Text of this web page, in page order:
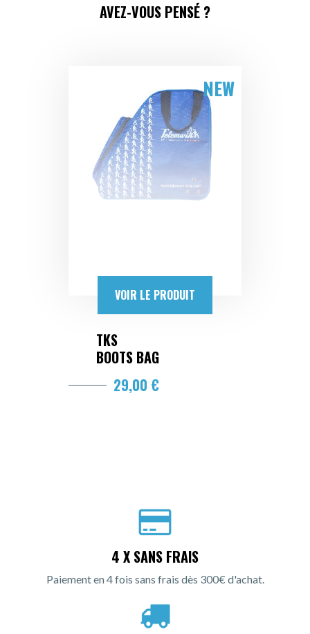
AVEZ-VOUS PENSÉ ?
NEW
VOIR LE PRODUIT
TKS
BOOTS BAG
29,00 €
4 X SANS FRAIS
Paiement en 4 fois sans frais dès 300€ d'achat.